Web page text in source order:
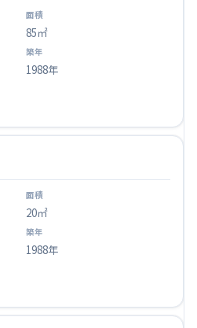
85㎡
1988年
20㎡
1988年